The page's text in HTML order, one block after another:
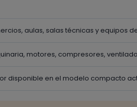
aulas, salas técnicas y equipos
motores, compresores,
disponible en el modelo compacto